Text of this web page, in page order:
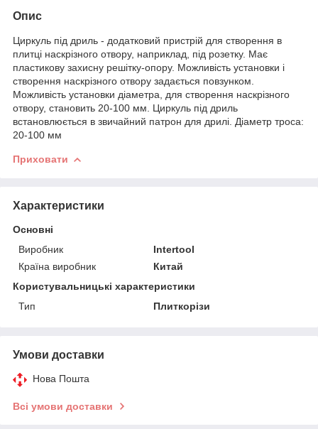
Опис
Циркуль під дриль - додатковий пристрій для створення в
плитці наскрізного отвору, наприклад, під розетку. Має
пластикову захисну решітку-опору. Можливість установки і
створення наскрізного отвору задається повзунком.
Можливість установки діаметра, для створення наскрізного
отвору, становить 20-100 мм. Циркуль під дриль
встановлюється в звичайний патрон для дрилі. Діаметр троса:
20-100 мм
Приховати
Характеристики
Основні
Виробник
Intertool
Країна виробник
Китай
Користувальницькі характеристики
Тип
Плиткорізи
Умови доставки
Нова Пошта
Всі умови доставки